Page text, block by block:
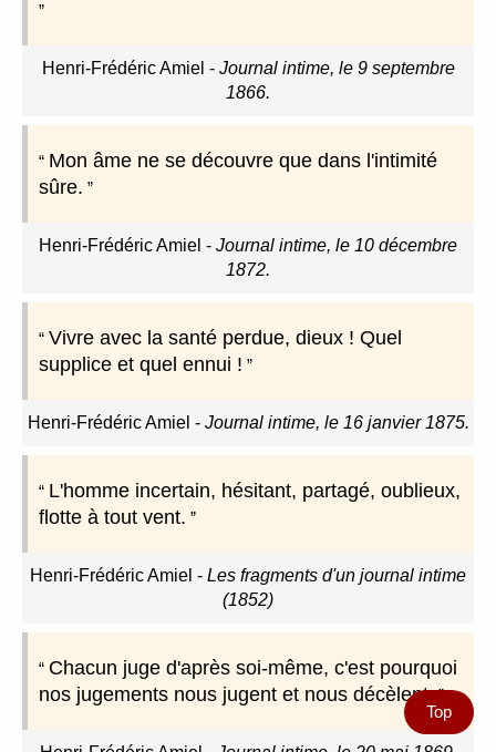
Henri-Frédéric Amiel - Journal intime, le 9 septembre
1866.
Mon âme ne se découvre que dans l'intimité
sûre.
Henri-Frédéric Amiel - Journal intime, le 10 décembre
1872.
Vivre avec la santé perdue, dieux ! Quel
supplice et quel ennui !
Henri-Frédéric Amiel - Journal intime, le 16 janvier 1875.
L'homme incertain, hésitant, partagé, oublieux,
flotte à tout vent.
Henri-Frédéric Amiel - Les fragments d'un journal intime
(1852)
Chacun juge d'après soi-même, c'est pourquoi
nos jugements nous jugent et nous décèlent.
Top